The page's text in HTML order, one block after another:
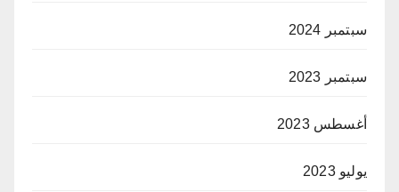
سبتمبر 2024
سبتمبر 2023
أغسطس 2023
يوليو 2023